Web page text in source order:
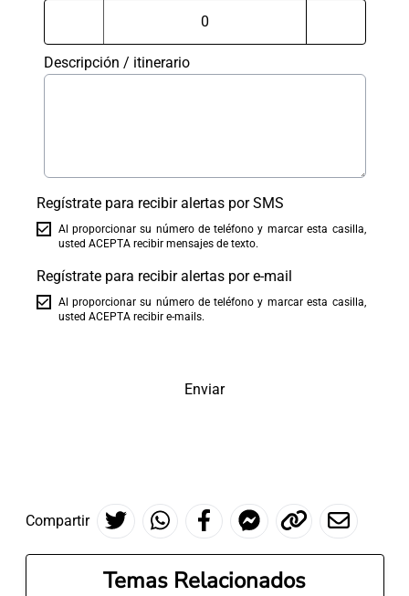
Descripción / itinerario
Regístrate para recibir alertas por SMS
Al proporcionar su número de teléfono y marcar esta casilla,
usted ACEPTA recibir mensajes de texto.
Regístrate para recibir alertas por e-mail
Al proporcionar su número de teléfono y marcar esta casilla,
usted ACEPTA recibir e-mails.
Enviar
Compartir
Temas Relacionados